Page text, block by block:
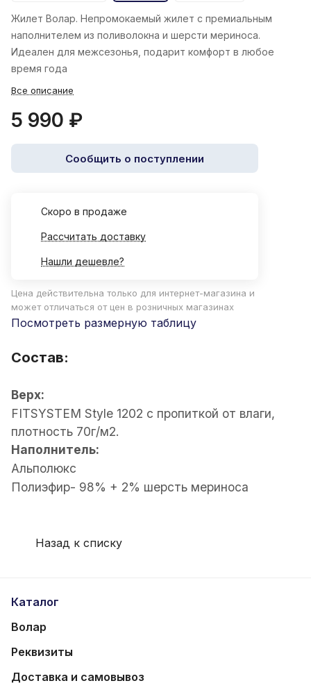
Жилет Волар. Непромокаемый жилет с премиальным
наполнителем из поливолокна и шерсти мериноса.
Идеален для межсезонья, подарит комфорт в любое
время года
Все описание
5 990 ₽
Сообщить о поступлении
Cкоро в продаже
Рассчитать доставку
Нашли дешевле?
Цена действительна только для интернет-магазина и
может отличаться от цен в розничных магазинах
Посмотреть размерную таблицу
Состав:
Верх:
FITSYSTEM Style 1202 с пропиткой от влаги,
плотность 70г/м2.
Наполнитель:
Альполюкс
Полиэфир- 98% + 2% шерсть мериноса
Назад к списку
Каталог
Волар
Реквизиты
Доставка и самовывоз